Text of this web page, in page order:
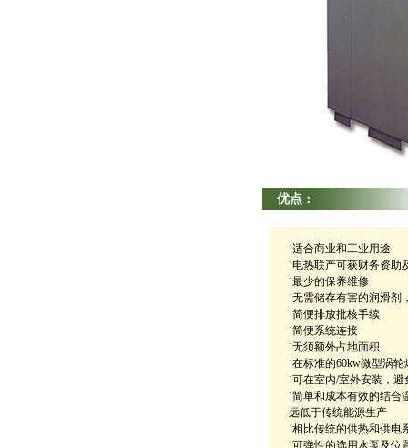
优点：
˙适合商业和工业用途
˙电热联产可获财务资助
˙最少的保养维修
˙无需储存有害的润滑剂
˙简便排放批核手续
˙简便系统连接
˙无须额外占地面积
˙在标准的60kw微型涡
˙可在室内/室外安装，
˙简单和成本有效的结合
远低于传统能源生产
˙相比传统的供热和供电
˙可弹性的选用水泵及位